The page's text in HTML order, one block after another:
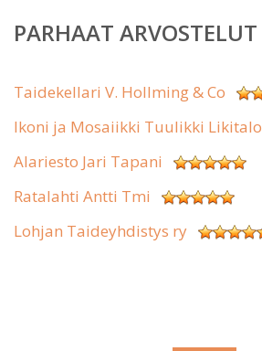
PARHAAT ARVOSTELUT
Taidekellari V. Hollming & Co
Ikoni ja Mosaiikki Tuulikki Likitalo
Alariesto Jari Tapani
Ratalahti Antti Tmi
Lohjan Taideyhdistys ry